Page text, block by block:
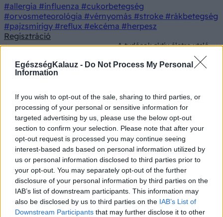
EgészségKalauz - Do Not Process My Personal
Information
If you wish to opt-out of the sale, sharing to third parties, or
processing of your personal or sensitive information for
targeted advertising by us, please use the below opt-out
section to confirm your selection. Please note that after your
opt-out request is processed you may continue seeing
interest-based ads based on personal information utilized by
us or personal information disclosed to third parties prior to
your opt-out. You may separately opt-out of the further
disclosure of your personal information by third parties on the
IAB’s list of downstream participants. This information may
also be disclosed by us to third parties on the IAB’s List of
Downstream Participants that may further disclose it to other
#allergia #influenza #cukorbetegség
#orvosmeteorológia #vérnyomás #stroke #rákbetegség
#pajzsmirigy #reflux #ekcéma #herpesz
Regisztráció
A tudósok aktív életre utaló
jeleket találtak Ötzi-ben, a
jégemberben
találtak Ötzi-ben, a jégemberben